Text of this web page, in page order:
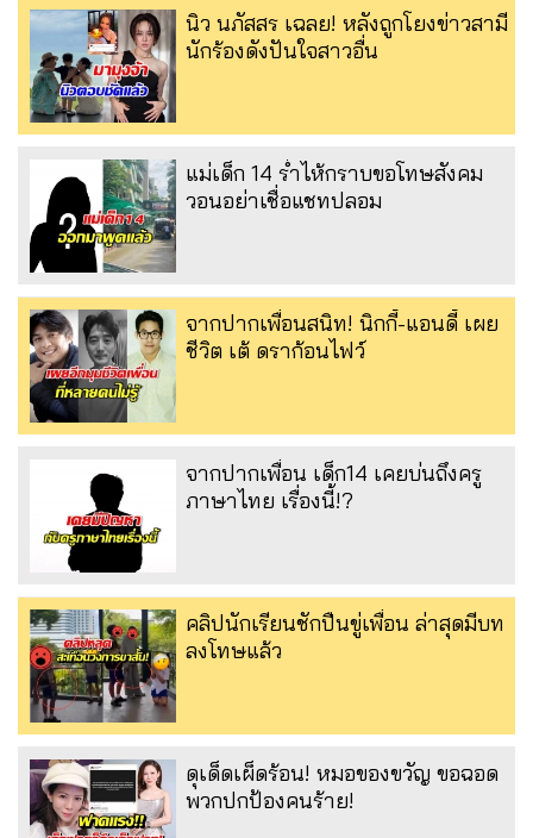
นิว นภัสสร เฉลย! หลังถูกโยงข่าวสามี
นักร้องดังปันใจสาวอื่น
แม่เด็ก 14 ร่ำไห้กราบขอโทษสังคม
วอนอย่าเชื่อแชทปลอม
จากปากเพื่อนสนิท! นิกกี้-แอนดี้ เผย
ชีวิต เต้ ดราก้อนไฟว์
จากปากเพื่อน เด็ก14 เคยบ่นถึงครู
ภาษาไทย เรื่องนี้!?
คลิปนักเรียนชักปืนขู่เพื่อน ล่าสุดมีบท
ลงโทษแล้ว
ดุเด็ดเผ็ดร้อน! หมอของขวัญ ขอฉอด
พวกปกป้องคนร้าย!